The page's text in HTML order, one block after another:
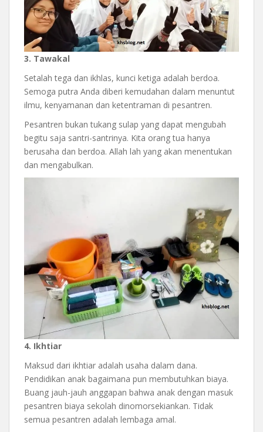
3. Tawakal
Setalah tega dan ikhlas, kunci ketiga adalah berdoa.
Semoga putra Anda diberi kemudahan dalam menuntut
ilmu, kenyamanan dan ketentraman di pesantren.
Pesantren bukan tukang sulap yang dapat mengubah
begitu saja santri-santrinya. Kita orang tua hanya
berusaha dan berdoa. Allah lah yang akan menentukan
dan mengabulkan.
4. Ikhtiar
Maksud dari ikhtiar adalah usaha dalam dana.
Pendidikan anak bagaimana pun membutuhkan biaya.
Buang jauh-jauh anggapan bahwa anak dengan masuk
pesantren biaya sekolah dinomorsekiankan. Tidak
semua pesantren adalah lembaga amal.